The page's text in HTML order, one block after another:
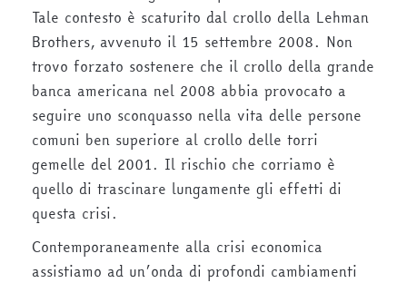
Tale contesto è scaturito dal crollo della Lehman
Brothers, avvenuto il 15 settembre 2008. Non
trovo forzato sostenere che il crollo della grande
banca americana nel 2008 abbia provocato a
seguire uno sconquasso nella vita delle persone
comuni ben superiore al crollo delle torri
gemelle del 2001. Il rischio che corriamo è
quello di trascinare lungamente gli effetti di
questa crisi.
Contemporaneamente alla crisi economica
assistiamo ad un’onda di profondi cambiamenti